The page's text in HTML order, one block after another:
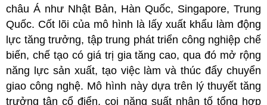
châu Á như Nhật Bản, Hàn Quốc, Singapore, Trung
Quốc. Cốt lõi của mô hình là lấy xuất khẩu làm động
lực tăng trưởng, tập trung phát triển công nghiệp chế
biến, chế tạo có giá trị gia tăng cao, qua đó mở rộng
năng lực sản xuất, tạo việc làm và thúc đẩy chuyển
giao công nghệ. Mô hình này dựa trên lý thuyết tăng
trưởng tân cổ điển, coi năng suất nhân tố tổng hợp